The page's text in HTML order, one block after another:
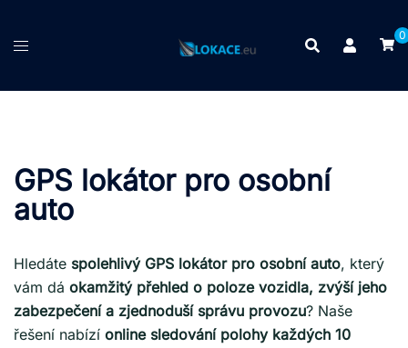
0
GPS lokátor pro osobní
auto
Hledáte spolehlivý GPS lokátor pro osobní auto, který
vám dá okamžitý přehled o poloze vozidla, zvýší jeho
zabezpečení a zjednoduší správu provozu? Naše
řešení nabízí online sledování polohy každých 10